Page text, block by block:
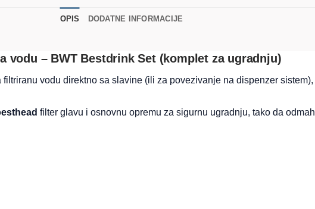
OPIS DODATNE INFORMACIJE
vodu – BWT Bestdrink Set (komplet za ugradnju)
filtriranu vodu direktno sa slavine (ili za povezivanje na dispenzer
filter glavu i osnovnu opremu za sigurnu ugradnju, tako da